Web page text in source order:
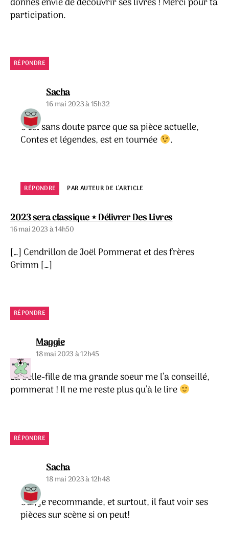
participation.
RÉPONDRE
Sachadit :
16 mai 2023 à 15h32
C’est sans doute parce que sa pièce actuelle,
Contes et légendes, est en tournée
.
RÉPONDRE PAR AUTEUR DE L’ARTICLE
2023 sera classique ⋆ Délivrer Des Livresdit :
16 mai 2023 à 14h50
[…] Cendrillon de Joël Pommerat et des frères
Grimm […]
RÉPONDRE
Maggiedit :
18 mai 2023 à 12h45
La belle-fille de ma grande soeur me l’a conseillé,
pommerat ! Il ne me reste plus qu’à le lire
RÉPONDRE
Sachadit :
18 mai 2023 à 12h48
Oui, je recommande, et surtout, il faut voir ses
pièces sur scène si on peut!